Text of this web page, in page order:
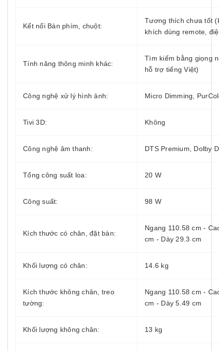
Kết nối Bàn phím, chuột:
Tương thích chưa tốt
khích dùng remote,
Tính năng thông minh khác:
Tìm kiếm bằng giọng
hỗ trợ tiếng Việt)
Công nghệ xử lý hình ảnh: Micro Dimming,
Tivi 3D: Không
Công nghệ âm thanh: DTS Premium, Dolby
Tổng công suất loa: 20 W
Công suất: 98 W
Kích thước có chân, đặt bàn:
Ngang 110.58 cm -
cm - Dày 29.3 cm
Khối lượng có chân: 14.6 kg
Kích thước không chân, treo
tường:
Ngang 110.58 cm -
cm - Dày 5.49 cm
Khối lượng không chân: 13 kg